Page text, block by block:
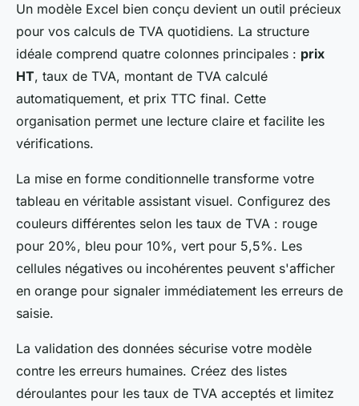
Un modèle Excel bien conçu devient un outil précieux
pour vos calculs de TVA quotidiens. La structure
idéale comprend quatre colonnes principales : prix
HT, taux de TVA, montant de TVA calculé
automatiquement, et prix TTC final. Cette
organisation permet une lecture claire et facilite les
vérifications.
La mise en forme conditionnelle transforme votre
tableau en véritable assistant visuel. Configurez des
couleurs différentes selon les taux de TVA : rouge
pour 20%, bleu pour 10%, vert pour 5,5%. Les
cellules négatives ou incohérentes peuvent s'afficher
en orange pour signaler immédiatement les erreurs de
saisie.
La validation des données sécurise votre modèle
contre les erreurs humaines. Créez des listes
déroulantes pour les taux de TVA acceptés et limitez